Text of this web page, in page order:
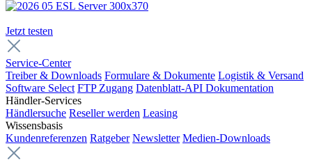
Jetzt testen
Service-Center
Treiber & Downloads Formulare & Dokumente Logistik & Versand
Software Select FTP Zugang Datenblatt-API Dokumentation
Händler-Services
Händlersuche Reseller werden Leasing
Wissensbasis
Kundenreferenzen Ratgeber Newsletter Medien-Downloads